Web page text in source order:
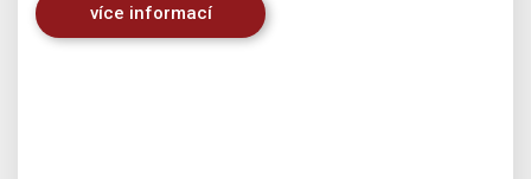
více informací